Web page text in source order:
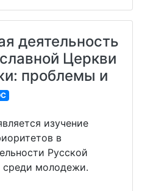
деятельность
Церкви
проблемы и
изучение
в
Русской
среди молодежи.